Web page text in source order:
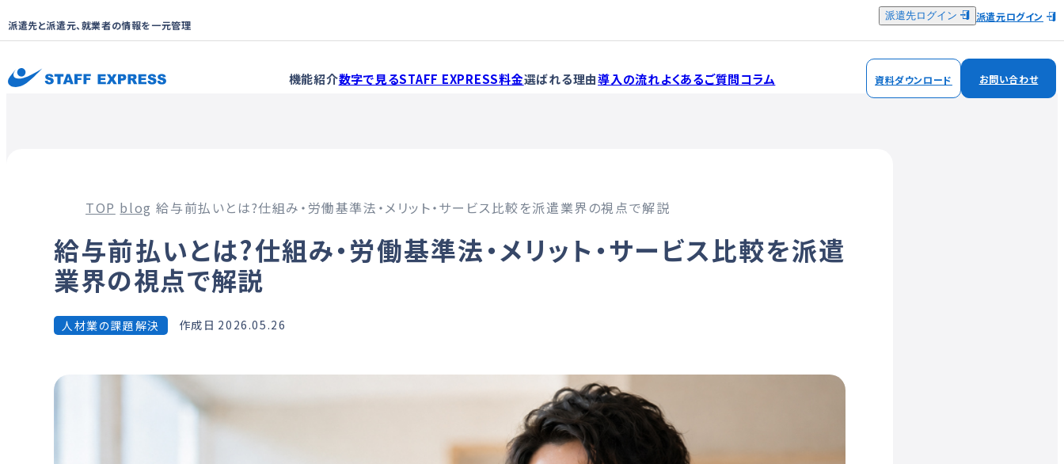
派遣先と派遣元、就業者の情報を一元管理
機能紹介数字で見るSTAFF EXPRESS料金選ばれる理由導入の流れよくあるご質問コラム 資料ダウンロード お問い合わせ
派遣先ログイン 派遣元ログイン
TOP blog 給与前払いとは?仕組み・労働基準法・メリット・サービス比較を派遣業界の視点で解説
給与前払いとは?仕組み・労働基準法・メリット・サービス比較を派遣
業界の視点で解説
人材業の課題解決 作成日 2026.05.26